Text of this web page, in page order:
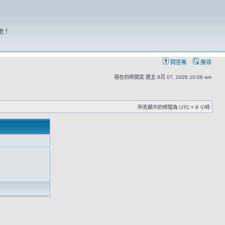
！
問答集 搜尋
現在的時間是 週五 8月 07, 2026 10:08 am
所有顯示的時間為 UTC + 8 小時